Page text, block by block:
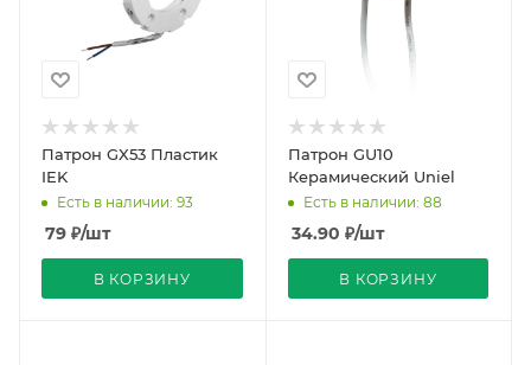
Патрон GX53 Пластик
IEK
Есть в наличии: 93
79 ₽/шт
В КОРЗИНУ
Патрон GU10
Керамический Uniel
Есть в наличии: 88
34.90 ₽/шт
В КОРЗИНУ